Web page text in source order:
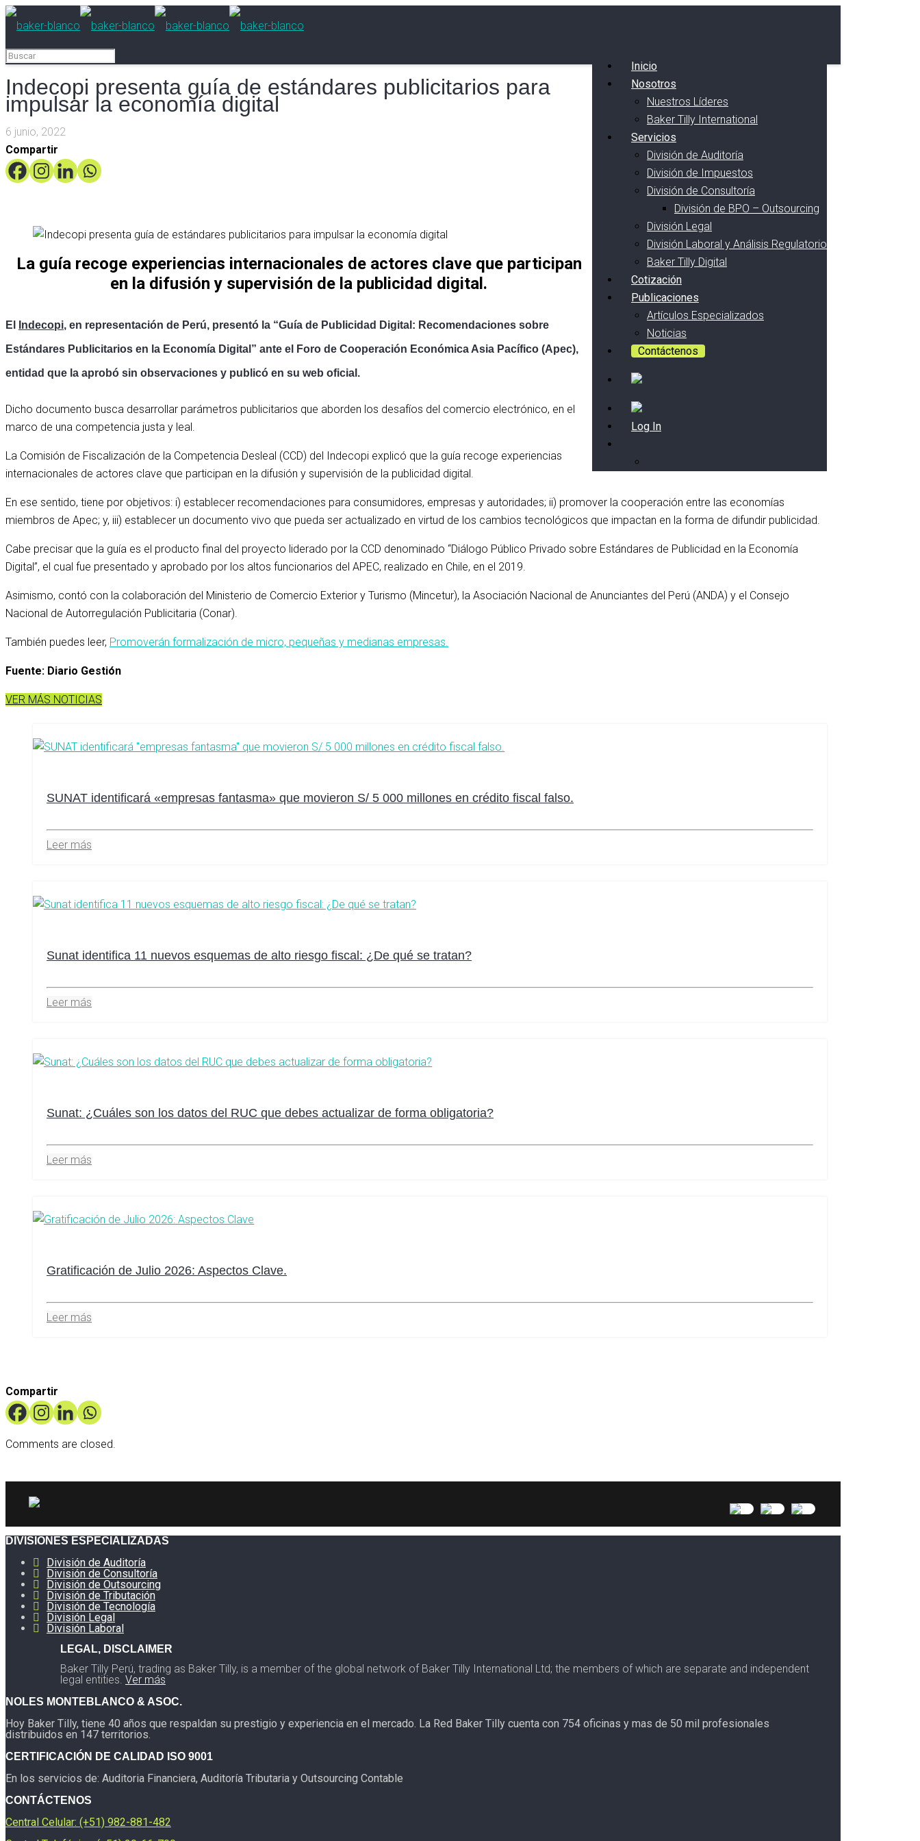
Inicio
Nosotros
Nuestros Líderes
Baker Tilly International
Servicios
División de Auditoría
División de Impuestos
División de Consultoría
División de BPO – Outsourcing
División Legal
División Laboral y Análisis Regulatorio
Baker Tilly Digital
Cotización
Publicaciones
Artículos Especializados
Noticias
Contáctenos
Log In
Indecopi presenta guía de estándares publicitarios para
impulsar la economía digital
6 junio, 2022
Compartir
La guía recoge experiencias internacionales de actores clave que participan
en la difusión y supervisión de la publicidad digital.
El Indecopi, en representación de Perú, presentó la “Guía de Publicidad Digital: Recomendaciones sobre
Estándares Publicitarios en la Economía Digital” ante el Foro de Cooperación Económica Asia Pacífico (Apec),
entidad que la aprobó sin observaciones y publicó en su web oficial.
Dicho documento busca desarrollar parámetros publicitarios que aborden los desafíos del comercio electrónico, en el
marco de una competencia justa y leal.
La Comisión de Fiscalización de la Competencia Desleal (CCD) del Indecopi explicó que la guía recoge experiencias
internacionales de actores clave que participan en la difusión y supervisión de la publicidad digital.
En ese sentido, tiene por objetivos: i) establecer recomendaciones para consumidores, empresas y autoridades; ii) promover la cooperación entre las economías
miembros de Apec; y, iii) establecer un documento vivo que pueda ser actualizado en virtud de los cambios tecnológicos que impactan en la forma de difundir publicidad.
Cabe precisar que la guía es el producto final del proyecto liderado por la CCD denominado “Diálogo Público Privado sobre Estándares de Publicidad en la Economía
Digital”, el cual fue presentado y aprobado por los altos funcionarios del APEC, realizado en Chile, en el 2019.
Asimismo, contó con la colaboración del Ministerio de Comercio Exterior y Turismo (Mincetur), la Asociación Nacional de Anunciantes del Perú (ANDA) y el Consejo
Nacional de Autorregulación Publicitaria (Conar).
También puedes leer, Promoverán formalización de micro, pequeñas y medianas empresas.
Fuente: Diario Gestión
VER MÁS NOTICIAS
SUNAT identificará «empresas fantasma» que movieron S/ 5 000 millones en crédito fiscal falso.
Leer más
Sunat identifica 11 nuevos esquemas de alto riesgo fiscal: ¿De qué se tratan?
Leer más
Sunat: ¿Cuáles son los datos del RUC que debes actualizar de forma obligatoria?
Leer más
Gratificación de Julio 2026: Aspectos Clave.
Leer más
Compartir
Comments are closed.
DIVISIONES ESPECIALIZADAS
División de Auditoría
División de Consultoría
División de Outsourcing
División de Tributación
División de Tecnología
División Legal
División Laboral
LEGAL, DISCLAIMER
Baker Tilly Perú, trading as Baker Tilly, is a member of the global network of Baker Tilly International Ltd; the members of which are separate and independent
legal entities. Ver más
NOLES MONTEBLANCO & ASOC.
Hoy Baker Tilly, tiene 40 años que respaldan su prestigio y experiencia en el mercado. La Red Baker Tilly cuenta con 754 oficinas y mas de 50 mil profesionales
distribuidos en 147 territorios.
CERTIFICACIÓN DE CALIDAD ISO 9001
En los servicios de: Auditoria Financiera, Auditoría Tributaria y Outsourcing Contable
CONTÁCTENOS
Central Celular: (+51) 982-881-482